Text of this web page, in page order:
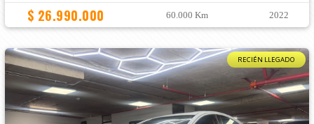
$ 26.990.000 60.000 Km 2022
RECIÉN LLEGADO